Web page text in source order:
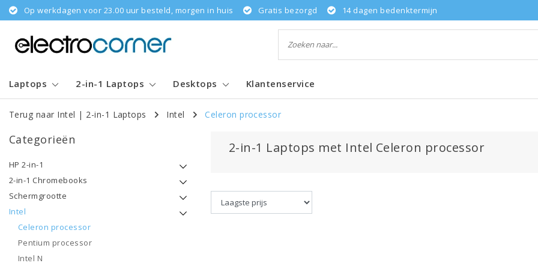
Op werkdagen voor 23.00 uur besteld, morgen in huis Gratis bezorgd 14 dagen bedenktermijn
Laptops 2-in-1 Laptops Desktops Klantenservice
Terug naar Intel | 2-in-1 Laptops Intel Celeron processor
Categorieën
HP 2-in-1
2-in-1 Chromebooks
Schermgrootte
Intel
Celeron processor
Pentium processor
Intel N
2-in-1 Laptops met Intel Celeron processor